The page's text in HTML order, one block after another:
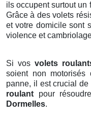
ils occupent surtout un
Grâce à des volets
et votre domicile sont
violence et
Si vos volets
soient non motorisés
panne, il est crucial
roulantpour
Dormelles.